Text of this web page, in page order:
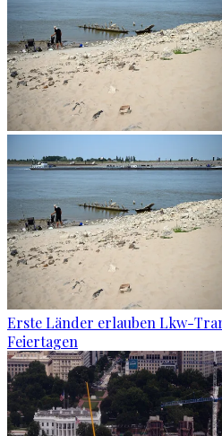
Erste Länder erlauben Lkw-
Feiertagen